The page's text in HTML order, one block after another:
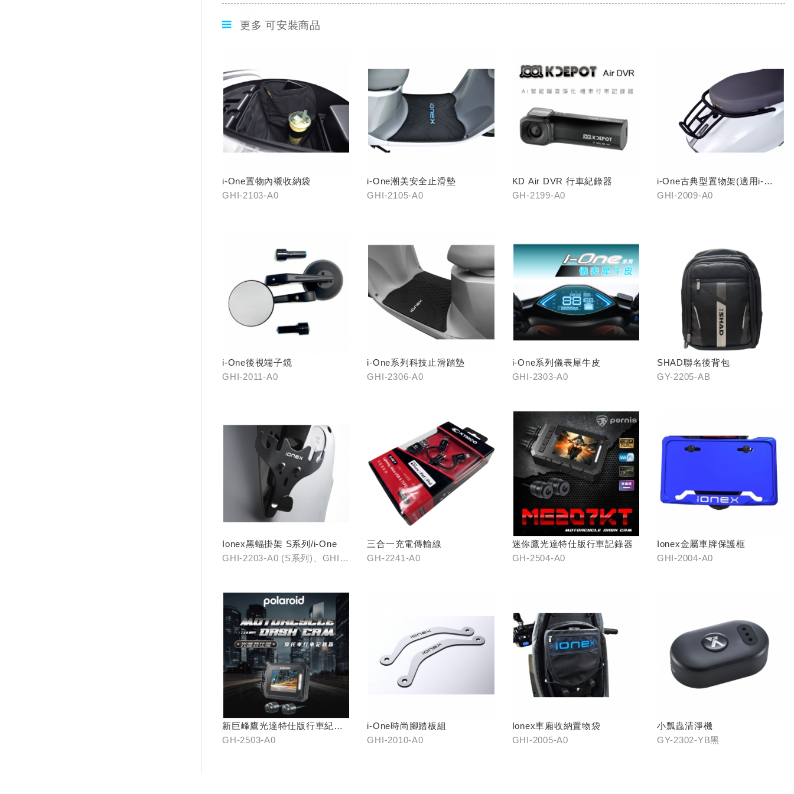
更多 可安裝商品
i-One置物內襯收納袋
GHI-2103-A0
i-One潮美安全止滑墊
GHI-2105-A0
KD Air DVR 行車紀錄器
GH-2199-A0
i-One古典型置物架(適用i-
One/i-One AIR)
GHI-2009-A0
i-One後視端子鏡
GHI-2011-A0
i-One系列科技止滑踏墊
GHI-2306-A0
i-One系列儀表犀牛皮
GHI-2303-A0
SHAD聯名後背包
GY-2205-AB
Ionex黑蝠掛架 S系列/i-One
GHI-2203-A0 (S系列)、GHI-
三合一充電傳輸線
GH-2241-A0
迷你鷹光達特仕版行車記錄器
GH-2504-A0
Ionex金屬車牌保護框
GHI-2004-A0
新巨峰鷹光達特仕版行車紀錄
器
GH-2503-A0
i-One時尚腳踏板組
GHI-2010-A0
Ionex車廂收納置物袋
GHI-2005-A0
小瓢蟲清淨機
GY-2302-YB黑